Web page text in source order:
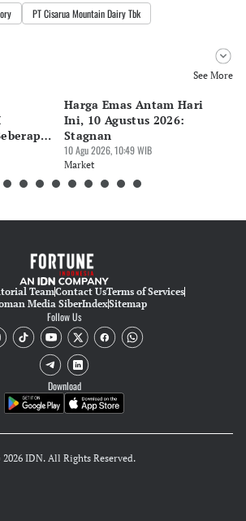
PT Cisarua Mountain Dairy Tbk
See More
Harga Emas Antam Hari
Ini, 10 Agustus 2026:
Stagnan
10 Agu 2026, 10:49 WIB
Market
TeamContact UsTerms of Services
Media SiberIndexSitemap
Follow Us
Download
IDN. All Rights Reserved.